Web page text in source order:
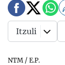
NTM / E.P.
Itzuli